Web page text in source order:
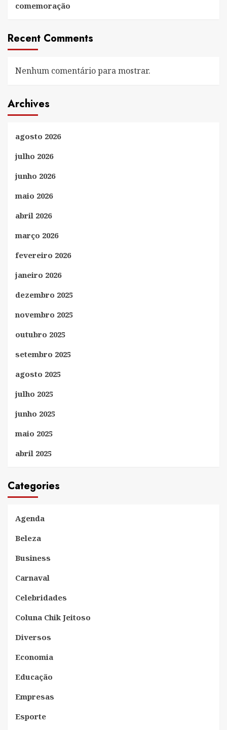
comemoração
Recent Comments
Nenhum comentário para mostrar.
Archives
agosto 2026
julho 2026
junho 2026
maio 2026
abril 2026
março 2026
fevereiro 2026
janeiro 2026
dezembro 2025
novembro 2025
outubro 2025
setembro 2025
agosto 2025
julho 2025
junho 2025
maio 2025
abril 2025
Categories
Agenda
Beleza
Business
Carnaval
Celebridades
Coluna Chik Jeitoso
Diversos
Economia
Educação
Empresas
Esporte